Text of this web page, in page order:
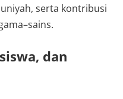
serta kontribusi
dan